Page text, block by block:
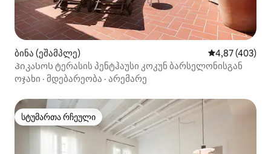
ბინა (ეშამპლე) საშუალო
4,87 (403)
Პიკასოს ტერასის პენტჰაუსი კოკუნ ბარსელონისგან
ოჯახი · მდებარეობა · არემარე
სტუმართა რჩეული
სტუმართა რჩეული